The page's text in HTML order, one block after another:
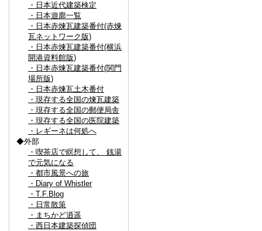
・日本近代建築検定
・日本遊廓一覧
・日本赤煉瓦建築番付(赤煉
瓦ネットワーク版)
・日本赤煉瓦建築番付(横浜
開港資料館版)
・日本赤煉瓦建築番付(関門
場所版)
・日本赤煉瓦土木番付
・現存する全国の煉瓦建築
・現存する全国の郵便局舎
・現存する全国の医院建築
・レギーネは何処へ
◆外部
・喫茶店で瞑想して、 銭湯
で元気になる
・都市風景への旅
・Diary of Whistler
・T.F.Blog
・日常散策
・まちかど逍遥
・西日本建築探偵団